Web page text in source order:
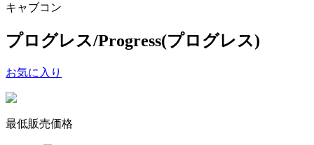
キャブコン
プログレス/Progress(プログレス)
お気に入り
最低販売価格